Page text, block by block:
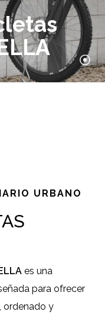
URBANO
es una
para ofrecer
ordenado y